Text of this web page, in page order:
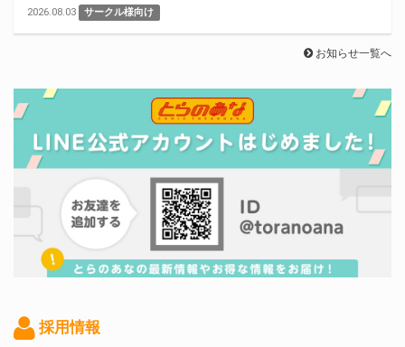
2026.08.03 サークル様向け
お知らせ一覧へ
採用情報